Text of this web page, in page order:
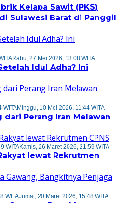
Kelapa Sawit (PKS)
Sulawesi Barat di Panggil
Rabu, 27 Mei 2026, 13:08 WITA
Idul Adha? Ini
WITAMinggu, 10 Mei 2026, 11:44 WITA
dari Perang Iran Melawan
WITAKamis, 26 Maret 2026, 21:59 WITA
lewat Rekrutmen
WITAJumat, 20 Maret 2026, 15:48 WITA